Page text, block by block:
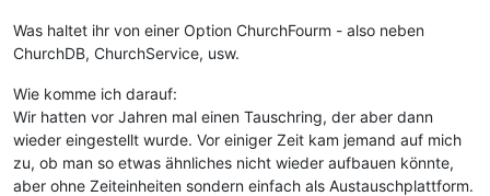
Was haltet ihr von einer Option ChurchFourm - also neben
ChurchDB, ChurchService, usw.
Wie komme ich darauf:
Wir hatten vor Jahren mal einen Tauschring, der aber dann
wieder eingestellt wurde. Vor einiger Zeit kam jemand auf mich
zu, ob man so etwas ähnliches nicht wieder aufbauen könnte,
aber ohne Zeiteinheiten sondern einfach als Austauschplattform.